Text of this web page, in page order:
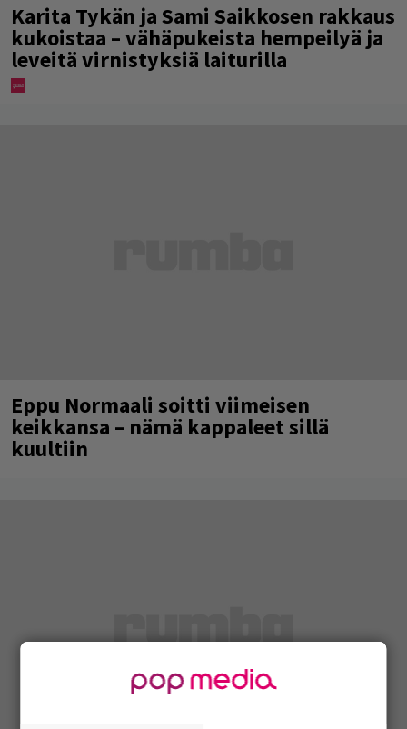
Karita Tykän ja Sami Saikkosen rakkaus
kukoistaa – vähäpukeista hempeilyä ja
leveitä virnistyksiä laiturilla
Eppu Normaali soitti viimeisen
keikkansa – nämä kappaleet sillä
kuultiin